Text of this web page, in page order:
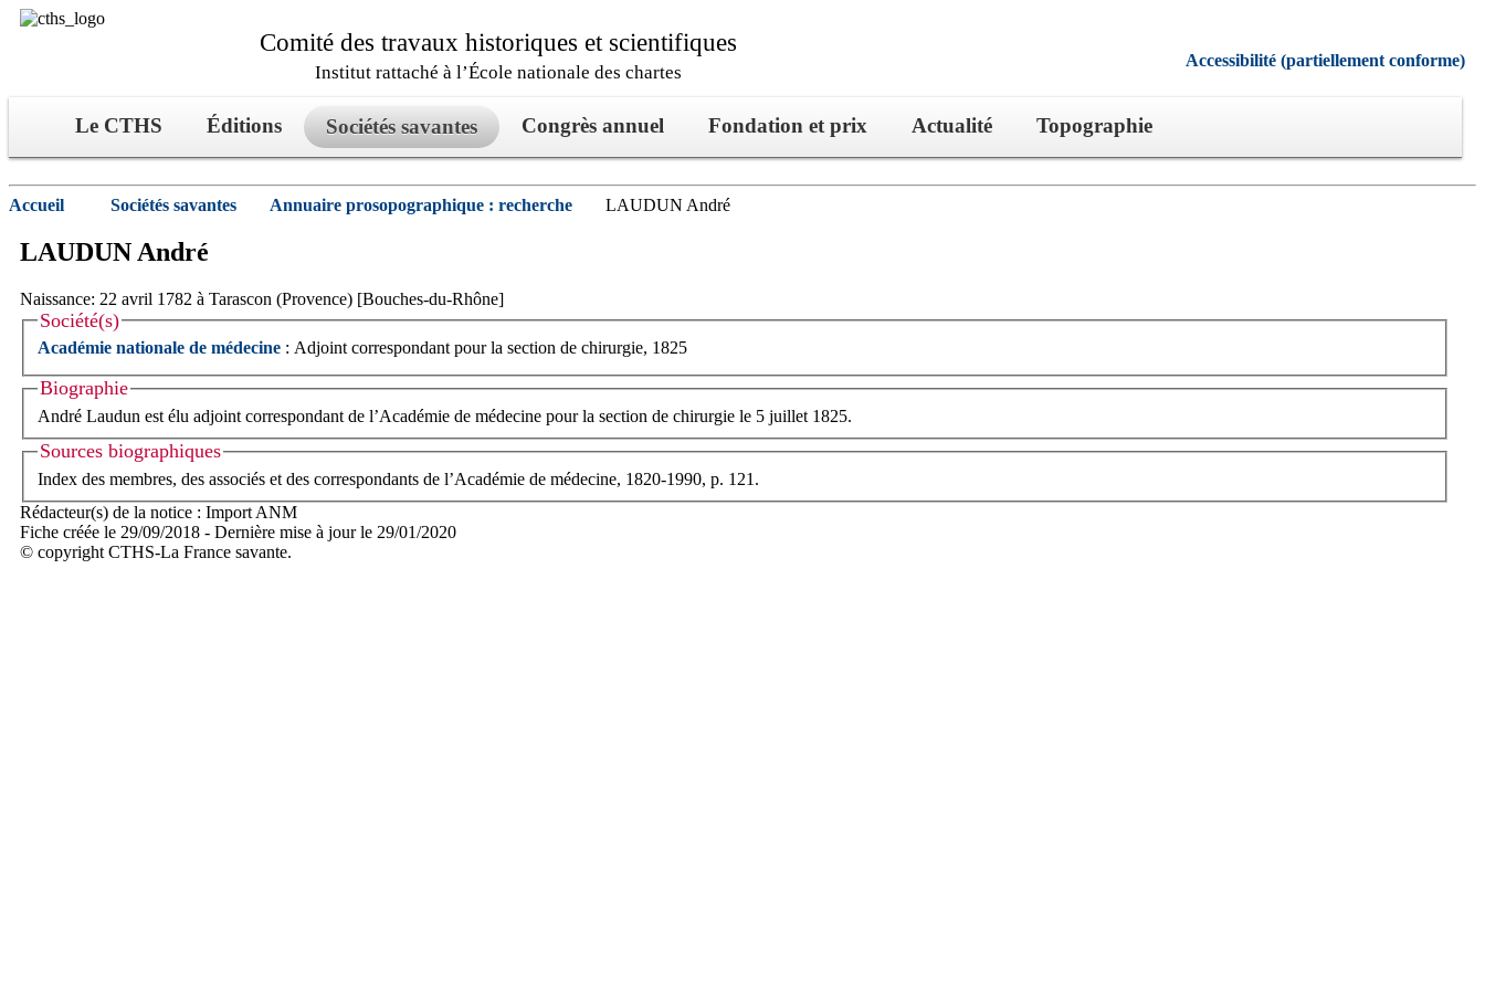
Comité des travaux historiques et scientifiques
Institut rattaché à l’École nationale des chartes
Accessibilité (partiellement conforme)
Le CTHS Éditions Sociétés savantes Congrès annuel Fondation et prix Actualité Topographie
Accueil Sociétés savantes Annuaire prosopographique : recherche LAUDUN André
LAUDUN André
Naissance: 22 avril 1782 à Tarascon (Provence) [Bouches-du-Rhône]
Société(s)
Académie nationale de médecine : Adjoint correspondant pour la section de chirurgie, 1825
Biographie
André Laudun est élu adjoint correspondant de l’Académie de médecine pour la section de chirurgie le 5 juillet 1825.
Sources biographiques
Index des membres, des associés et des correspondants de l’Académie de médecine, 1820-1990, p. 121.
Rédacteur(s) de la notice : Import ANM
Fiche créée le 29/09/2018 - Dernière mise à jour le 29/01/2020
© copyright CTHS-La France savante.